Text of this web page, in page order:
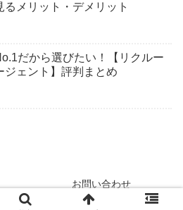
るメリット・デメリット
だから選びたい！【リクルー
ジェント】評判まとめ
お問い合わせ